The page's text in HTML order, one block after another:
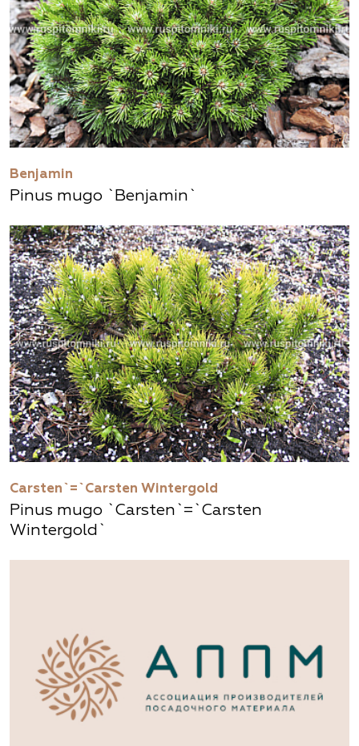
Benjamin
Pinus mugo `Benjamin`
Carsten`=`Carsten Wintergold
Pinus mugo `Carsten`=`Carsten
Wintergold`